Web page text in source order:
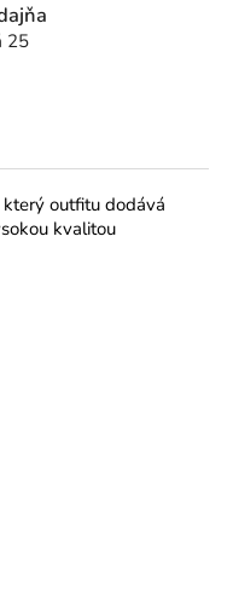
25
outfitu dodává
kvalitou